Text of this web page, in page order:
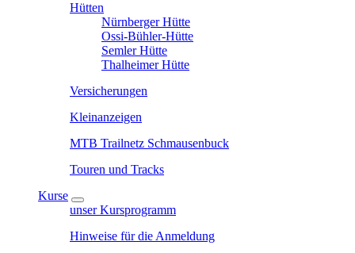
Hütten
Nürnberger Hütte
Ossi-Bühler-Hütte
Semler Hütte
Thalheimer Hütte
Versicherungen
Kleinanzeigen
MTB Trailnetz Schmausenbuck
Touren und Tracks
Kurse
unser Kursprogramm
Hinweise für die Anmeldung